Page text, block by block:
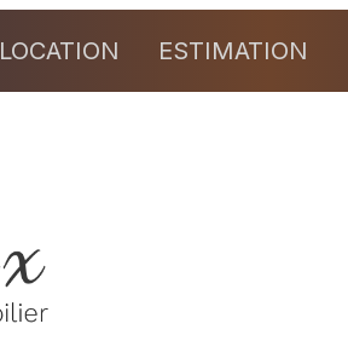
LOCATION ESTIMATION